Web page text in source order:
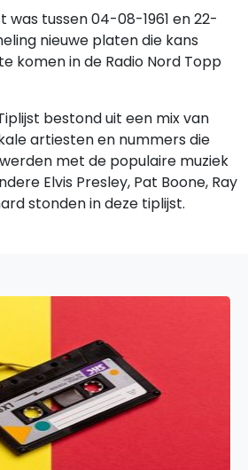
was tussen 04-08-1961 en 22-
nieuwe platen die kans
komen in de Radio Nord Topp
bestond uit een mix van
artiesten en nummers die
met de populaire muziek
Elvis Presley, Pat Boone, Ray
stonden in deze tiplijst.